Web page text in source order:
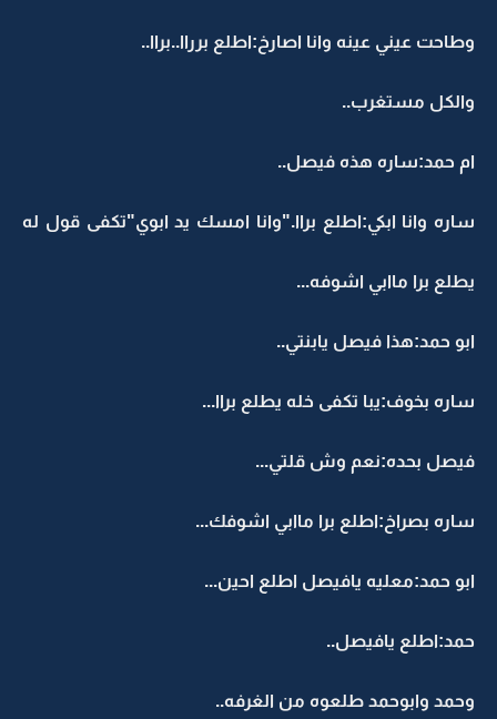
وطاحت عيني عينه وانا اصارخ:اطلع برراا..براا..
والكل مستغرب..
ام حمد:ساره هذه فيصل..
ساره وانا ابكي:اطلع براا."وانا امسك يد ابوي"تكفى قول له
يطلع برا ماابي اشوفه...
ابو حمد:هذا فيصل يابنتي..
ساره بخوف:يبا تكفى خله يطلع براا...
فيصل بحده:نعم وش قلتي...
ساره بصراخ:اطلع برا ماابي اشوفك...
ابو حمد:معليه يافيصل اطلع احين...
حمد:اطلع يافيصل..
وحمد وابوحمد طلعوه من الغرفه..